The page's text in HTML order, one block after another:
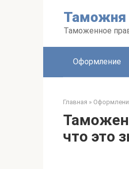
Таможня
Таможенное
Оформление
Главная »
что это